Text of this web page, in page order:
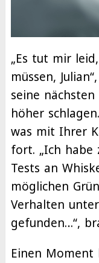
„Es tut mir
müssen,
seine
höher
was mit Ihrer
fort. „Ich habe
Tests an
möglichen
Verhalten
gefunden…“,
Einen Moment